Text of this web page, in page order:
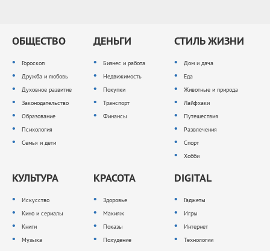
ОБЩЕСТВО
Гороскоп
Дружба и любовь
Духовное развитие
Законодательство
Образование
Психология
Семья и дети
ДЕНЬГИ
Бизнес и работа
Недвижимость
Покупки
Транспорт
Финансы
СТИЛЬ ЖИЗНИ
Дом и дача
Еда
Животные и природа
Лайфхаки
Путешествия
Развлечения
Спорт
Хобби
КУЛЬТУРА
Искусство
Кино и сериалы
Книги
Музыка
КРАСОТА
Здоровье
Макияж
Показы
Похудение
DIGITAL
Гаджеты
Игры
Интернет
Технологии